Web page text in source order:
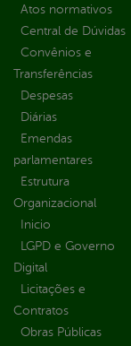
Atos normativos
Central de Dúvidas
Convênios e
Transferências
Despesas
Diárias
Emendas
parlamentares
Estrutura
Organizacional
Inicio
LGPD e Governo
Digital
Licitações e
Contratos
Obras Públicas